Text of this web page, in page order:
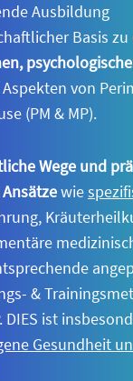
Ausbildung
Basis zu
von
(PM & MP).
Wege und
wie
&
DIES ist
Gesundheit